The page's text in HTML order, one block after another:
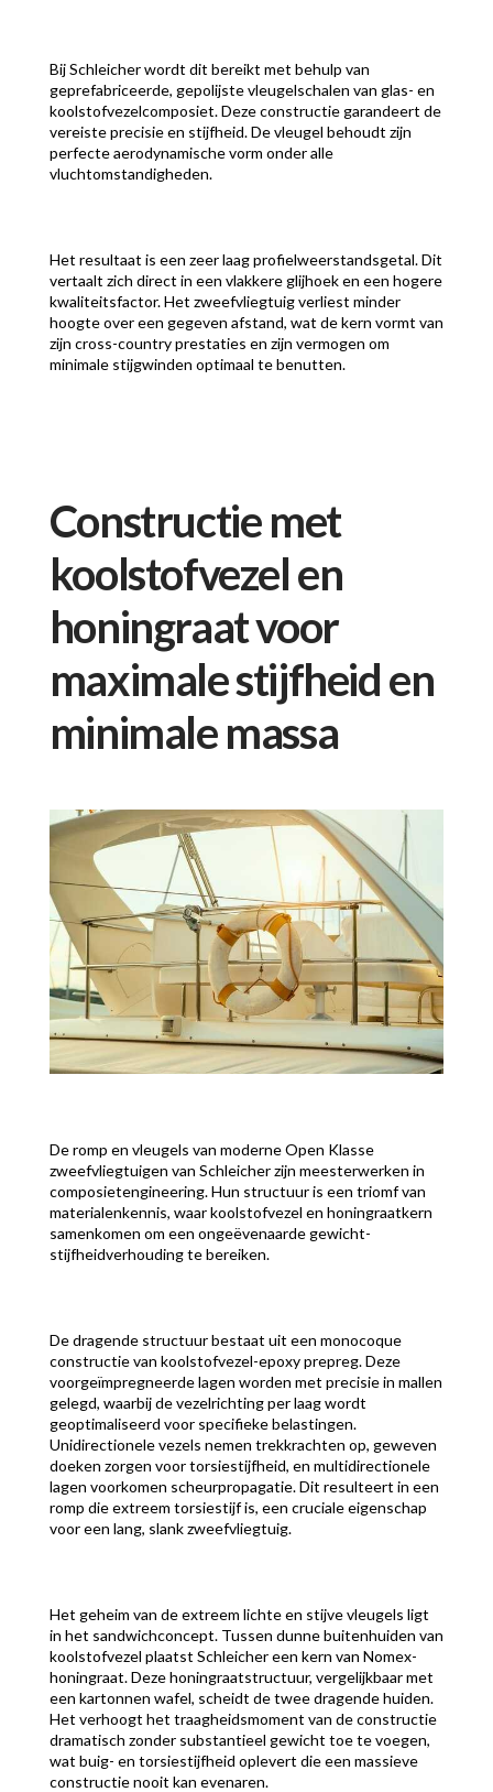
Bij Schleicher wordt dit bereikt met behulp van
geprefabriceerde, gepolijste vleugelschalen van glas- en
koolstofvezelcomposiet. Deze constructie garandeert de
vereiste precisie en stijfheid. De vleugel behoudt zijn
perfecte aerodynamische vorm onder alle
vluchtomstandigheden.
Het resultaat is een zeer laag profielweerstandsgetal. Dit
vertaalt zich direct in een vlakkere glijhoek en een hogere
kwaliteitsfactor. Het zweefvliegtuig verliest minder
hoogte over een gegeven afstand, wat de kern vormt van
zijn cross-country prestaties en zijn vermogen om
minimale stijgwinden optimaal te benutten.
Constructie met
koolstofvezel en
honingraat voor
maximale stijfheid en
minimale massa
De romp en vleugels van moderne Open Klasse
zweefvliegtuigen van Schleicher zijn meesterwerken in
composietengineering. Hun structuur is een triomf van
materialenkennis, waar koolstofvezel en honingraatkern
samenkomen om een ongeëvenaarde gewicht-
stijfheidverhouding te bereiken.
De dragende structuur bestaat uit een monocoque
constructie van koolstofvezel-epoxy prepreg. Deze
voorgeïmpregneerde lagen worden met precisie in mallen
gelegd, waarbij de vezelrichting per laag wordt
geoptimaliseerd voor specifieke belastingen.
Unidirectionele vezels nemen trekkrachten op, geweven
doeken zorgen voor torsiestijfheid, en multidirectionele
lagen voorkomen scheurpropagatie. Dit resulteert in een
romp die extreem torsiestijf is, een cruciale eigenschap
voor een lang, slank zweefvliegtuig.
Het geheim van de extreem lichte en stijve vleugels ligt
in het sandwichconcept. Tussen dunne buitenhuiden van
koolstofvezel plaatst Schleicher een kern van Nomex-
honingraat. Deze honingraatstructuur, vergelijkbaar met
een kartonnen wafel, scheidt de twee dragende huiden.
Het verhoogt het traagheidsmoment van de constructie
dramatisch zonder substantieel gewicht toe te voegen,
wat buig- en torsiestijfheid oplevert die een massieve
constructie nooit kan evenaren.